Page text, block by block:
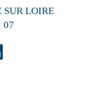
SUR LOIRE
07